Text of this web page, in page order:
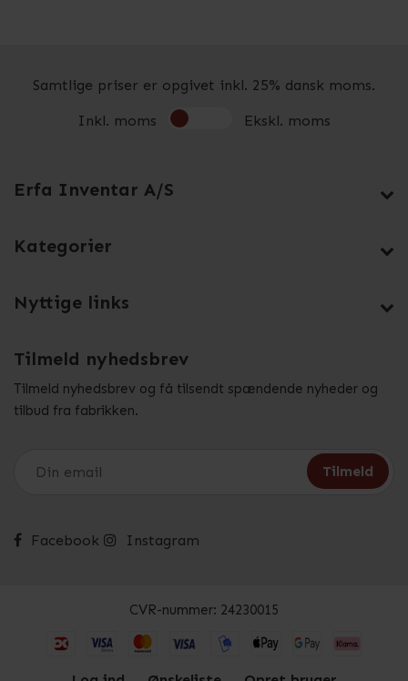
Samtlige priser er opgivet inkl. 25% dansk moms.
Inkl. moms Ekskl. moms
Erfa Inventar A/S
Kategorier
Nyttige links
Tilmeld nyhedsbrev
Tilmeld nyhedsbrev og få tilsendt spændende nyheder og
tilbud fra fabrikken.
Facebook Instagram
CVR-nummer: 24230015